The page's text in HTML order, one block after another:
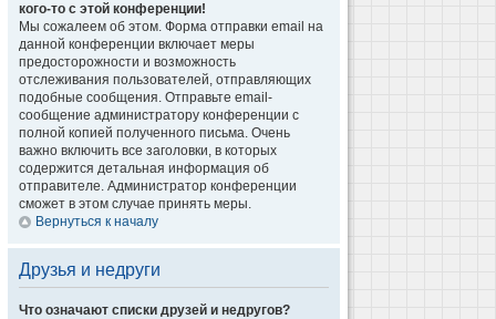
кого-то с этой конференции!
Мы сожалеем об этом. Форма отправки email на
данной конференции включает меры
предосторожности и возможность
отслеживания пользователей, отправляющих
подобные сообщения. Отправьте email-
сообщение администратору конференции с
полной копией полученного письма. Очень
важно включить все заголовки, в которых
содержится детальная информация об
отправителе. Администратор конференции
сможет в этом случае принять меры.
Вернуться к началу
Друзья и недруги
Что означают списки друзей и недругов?